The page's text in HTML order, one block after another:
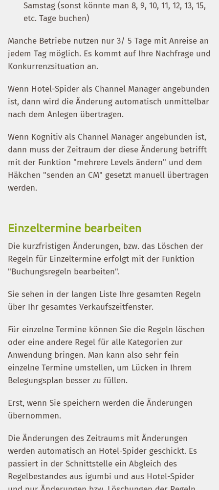
Samstag (sonst könnte man 8, 9, 10, 11, 12, 13, 15,
etc. Tage buchen)
Manche Betriebe nutzen nur 3/ 5 Tage mit Anreise an
jedem Tag möglich. Es kommt auf Ihre Nachfrage und
Konkurrenzsituation an.
Wenn Hotel-Spider als Channel Manager angebunden
ist, dann wird die Änderung automatisch unmittelbar
nach dem Anlegen übertragen.
Wenn Kognitiv als Channel Manager angebunden ist,
dann muss der Zeitraum der diese Änderung betrifft
mit der Funktion "mehrere Levels ändern" und dem
Häkchen "senden an CM" gesetzt manuell übertragen
werden.
Einzeltermine bearbeiten
Die kurzfristigen Änderungen, bzw. das Löschen der
Regeln für Einzeltermine erfolgt mit der Funktion
"Buchungsregeln bearbeiten".
Sie sehen in der langen Liste Ihre gesamten Regeln
über Ihr gesamtes Verkaufszeitfenster.
Für einzelne Termine können Sie die Regeln löschen
oder eine andere Regel für alle Kategorien zur
Anwendung bringen. Man kann also sehr fein
einzelne Termine umstellen, um Lücken in Ihrem
Belegungsplan besser zu füllen.
Erst, wenn Sie speichern werden die Änderungen
übernommen.
Die Änderungen des Zeitraums mit Änderungen
werden automatisch an Hotel-Spider geschickt. Es
passiert in der Schnittstelle ein Abgleich des
Regelbestandes aus igumbi und aus Hotel-Spider